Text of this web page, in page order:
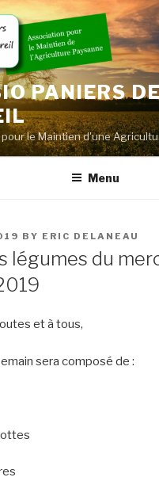
PANIERS
le Maintien d'une
Menu
BY ERIC DELANEAU
légumes du
et à tous,
sera composé de :